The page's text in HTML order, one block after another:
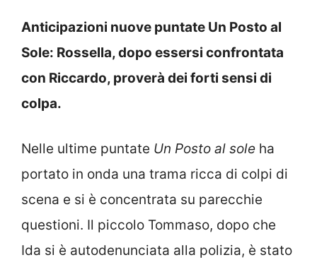
Anticipazioni nuove puntate Un Posto al
Sole: Rossella, dopo essersi confrontata
con Riccardo, proverà dei forti sensi di
colpa.
Nelle ultime puntate Un Posto al sole ha
portato in onda una trama ricca di colpi di
scena e si è concentrata su parecchie
questioni. Il piccolo Tommaso, dopo che
Ida si è autodenunciata alla polizia, è stato